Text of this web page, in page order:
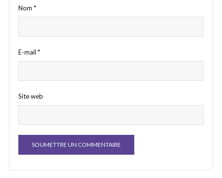
Nom *
E-mail *
Site web